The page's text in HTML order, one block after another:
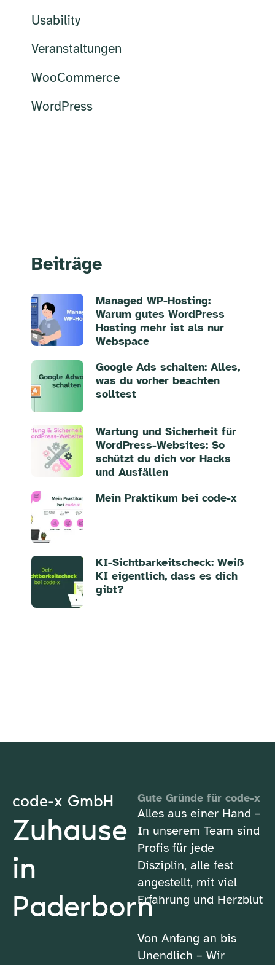
Usability
Veranstaltungen
WooCommerce
WordPress
Beiträge
Managed WP-Hosting:
Warum gutes WordPress
Hosting mehr ist als nur
Webspace
Google Ads schalten: Alles,
was du vorher beachten
solltest
Wartung und Sicherheit für
WordPress-Websites: So
schützt du dich vor Hacks
und Ausfällen
Mein Praktikum bei code-x
KI-Sichtbarkeitscheck: Weiß
KI eigentlich, dass es dich
gibt?
code-x GmbH
Zuhause
in
Paderborn
Gute Gründe für code-x
Alles aus einer Hand –
In unserem Team sind
Profis für jede
Disziplin, alle fest
angestellt, mit viel
Erfahrung und Herzblut
Von Anfang an bis
Unendlich – Wir